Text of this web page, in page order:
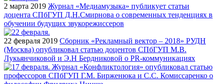
2 марта 2019 Журнал «Медиамузыка» публикует статьи
доцента СПбГУП Д.Н.Смирнова о современных тенденциях в
обучении будущих звукорежиссеров
22 февраля 2019 Сборник «Рекламный вектор – 2018» РУДН
(Москва) опубликовал статью доцентов СПбГУП М.В.
Лукьянчиковой и Э.Н Бердниковой о PR-коммуникациях